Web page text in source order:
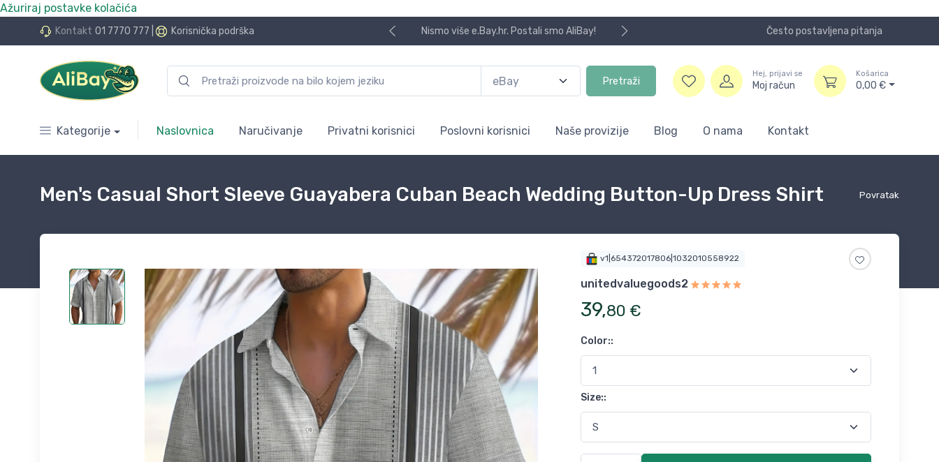
Ažuriraj postavke kolačića
Kontakt 01 7770 777 Korisnička podrška
24 rate bez kamata Nismo više e.Bay.hr. Postali smo AliBay! Često postavljena pitanja
Pretraži
Hej, prijavi se
Moj račun
Košarica
0,00 €
Kategorije Naslovnica Naručivanje Privatni korisnici Poslovni korisnici Naše provizije Blog O nama Kontakt
Povratak
Men's Casual Short Sleeve Guayabera Cuban Beach Wedding Button-Up Dress Shirt
v1|654372017806|1032010558922
unitedvaluegoods2
39,80 €
Color::
Size::